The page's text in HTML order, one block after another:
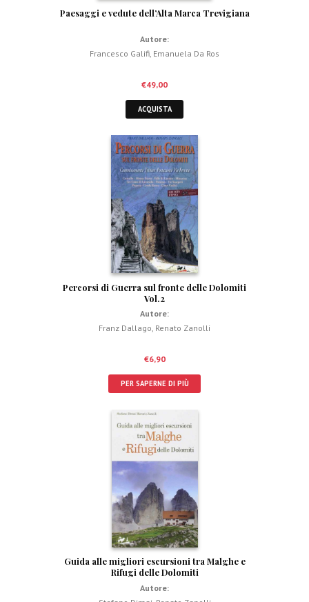
Paesaggi e vedute dell’Alta Marca Trevigiana
Autore:
Francesco Galifi, Emanuela Da Ros
€49,00
ACQUISTA
Percorsi di Guerra sul fronte delle Dolomiti
Vol.2
Autore:
Franz Dallago, Renato Zanolli
€6,90
PER SAPERNE DI PIÙ
Guida alle migliori escursioni tra Malghe e
Rifugi delle Dolomiti
Autore: